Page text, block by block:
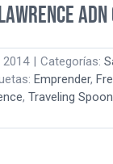
2014 | Categorías:
Emprender,
, Traveling Spoon